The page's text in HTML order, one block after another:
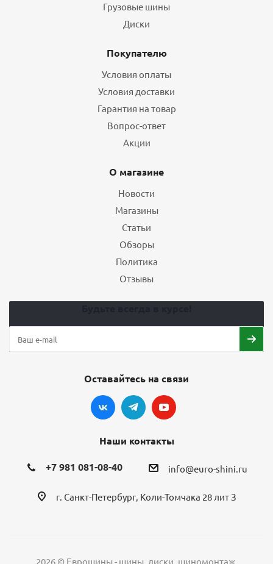
Грузовые шины
Диски
Покупателю
Условия оплаты
Условия доставки
Гарантия на товар
Вопрос-ответ
Акции
О магазине
Новости
Магазины
Статьи
Обзоры
Политика
Отзывы
Оставайтесь на связи
Наши контакты
+7 981 081-08-40 info@euro-shini.ru
г. Санкт-Петербург, Коли-Томчака 28 лит З
2026 © Еврошины - шины, диски, шиномонтаж.